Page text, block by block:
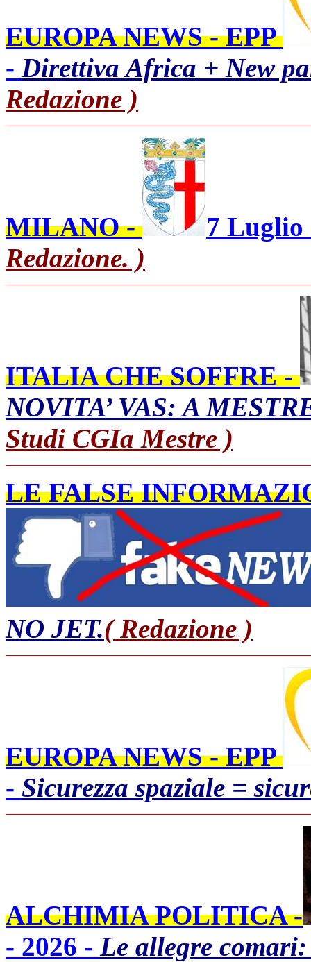
EUROPA NEWS - EPP
- Direttiva Africa + New
Redazione )
MILANO -
7 Luglio
Redazione. )
ITALIA CHE SOFFRE -
NOVITA’ VAS: A
Studi CGIa Mestre )
LE FALSE
NO JET.( Redazione )
EUROPA NEWS - EPP
- Sicurezza spaziale =
ALCHIMIA POLITICA -
- 2026 - Le allegre